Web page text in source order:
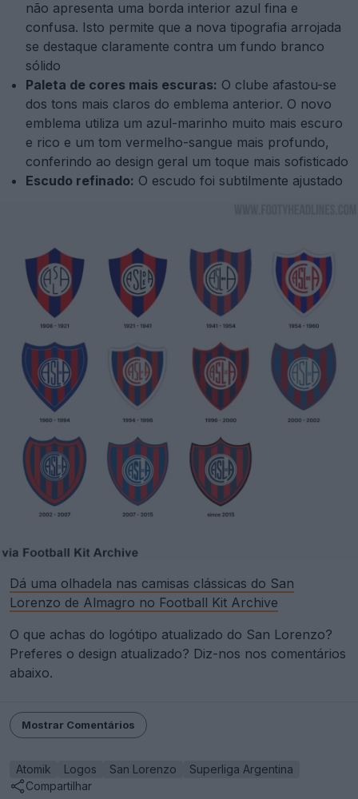
não apresenta uma borda interior azul fina e
confusa. Isto permite que a nova tipografia arrojada
se destaque claramente contra um fundo branco
sólido
Paleta de cores mais escuras: O clube afastou-se
dos tons mais claros do emblema anterior. O novo
emblema utiliza um azul-marinho muito mais escuro
e rico e um tom vermelho-sangue mais profundo,
conferindo ao design geral um toque mais sofisticado
Escudo refinado: O escudo foi subtilmente ajustado
Dá uma olhadela nas camisas clássicas do San
Lorenzo de Almagro no Football Kit Archive
O que achas do logótipo atualizado do San Lorenzo?
Preferes o design atualizado? Diz-nos nos comentários
abaixo.
Mostrar Comentários
Atomik Logos San Lorenzo
Superliga Argentina
Compartilhar